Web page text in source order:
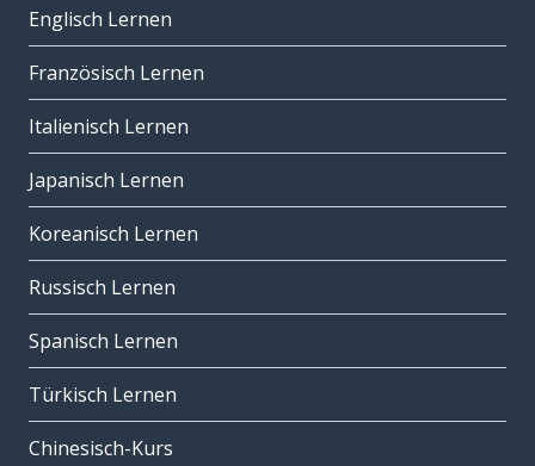
Englisch Lernen
Französisch Lernen
Italienisch Lernen
Japanisch Lernen
Koreanisch Lernen
Russisch Lernen
Spanisch Lernen
Türkisch Lernen
Chinesisch-Kurs